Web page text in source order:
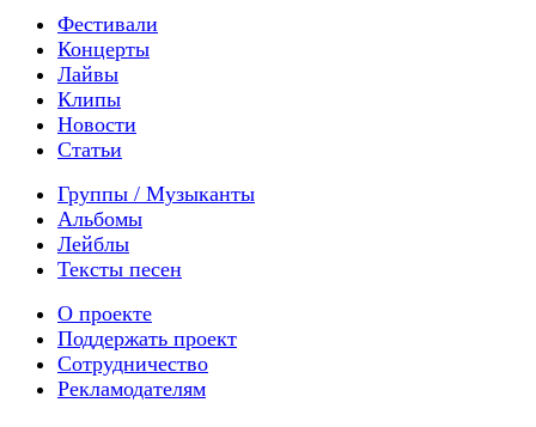
Фестивали
Концерты
Лайвы
Клипы
Новости
Статьи
Группы / Музыканты
Альбомы
Лейблы
Тексты песен
О проекте
Поддержать проект
Сотрудничество
Рекламодателям